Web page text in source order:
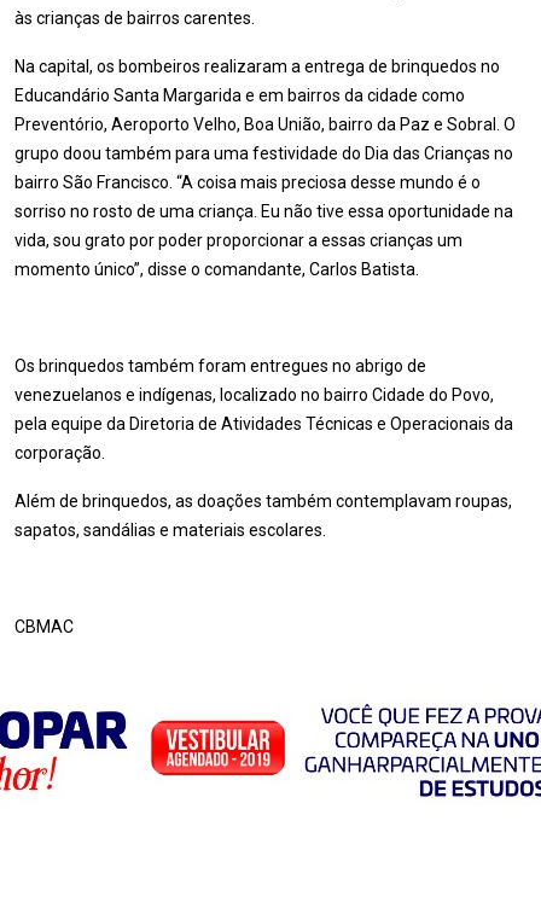
às crianças de bairros carentes.
Na capital, os bombeiros realizaram a entrega de brinquedos no
Educandário Santa Margarida e em bairros da cidade como
Preventório, Aeroporto Velho, Boa União, bairro da Paz e Sobral. O
grupo doou também para uma festividade do Dia das Crianças no
bairro São Francisco. “A coisa mais preciosa desse mundo é o
sorriso no rosto de uma criança. Eu não tive essa oportunidade na
vida, sou grato por poder proporcionar a essas crianças um
momento único”, disse o comandante, Carlos Batista.
Os brinquedos também foram entregues no abrigo de
venezuelanos e indígenas, localizado no bairro Cidade do Povo,
pela equipe da Diretoria de Atividades Técnicas e Operacionais da
corporação.
Além de brinquedos, as doações também contemplavam roupas,
sapatos, sandálias e materiais escolares.
CBMAC